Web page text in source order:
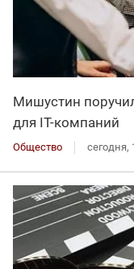
Мишустин
для IT-компаний
Общество сегодня,